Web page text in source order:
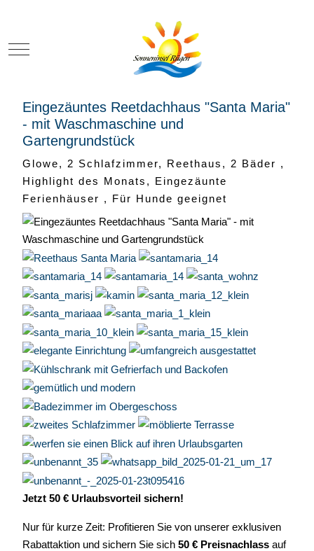
Mobile Menu Toggle
Eingezäuntes Reetdachhaus "Santa Maria"
- mit Waschmaschine und
Gartengrundstück
Glowe, 2 Schlafzimmer, Reethaus, 2 Bäder ,
Highlight des Monats, Eingezäunte
Ferienhäuser , Für Hunde geeignet
Jetzt 50 € Urlaubsvorteil sichern!
Nur für kurze Zeit: Profitieren Sie von unserer exklusiven
Rabattaktion und sichern Sie sich 50 € Preisnachlass auf